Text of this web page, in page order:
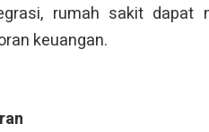
rumah sakit dapat
keuangan.